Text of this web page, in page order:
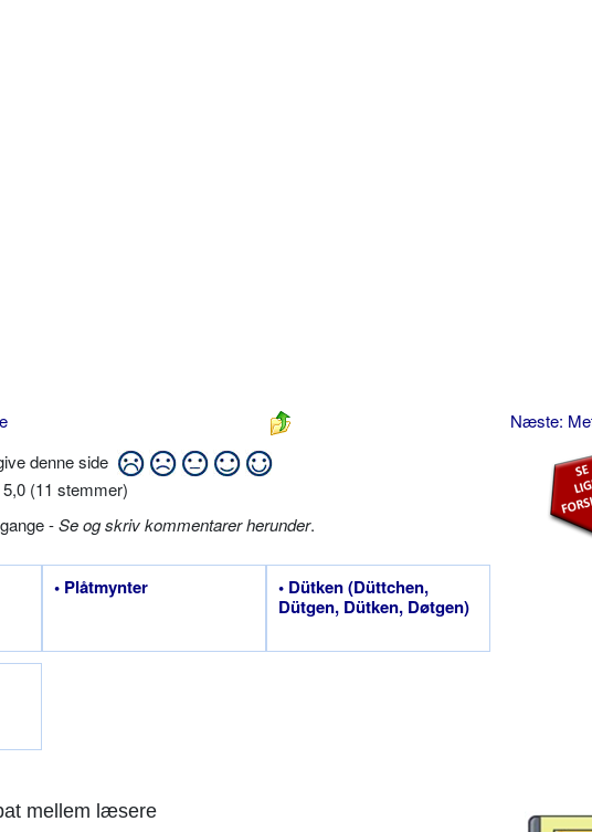
Næste:
denne side
5,0 (11 stemmer)
-Se og skriv kommentarer herunder.
• Plåtmynter
• Dütken (Düttchen,
Dütgen, Dütken, Døtgen)
mellem læsere